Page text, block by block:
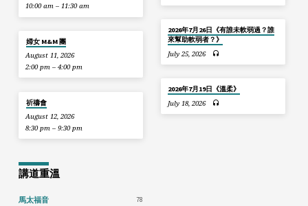
10:00 am – 11:30 am
婦女 M&M 團
August 11, 2026
2:00 pm – 4:00 pm
祈禱會
August 12, 2026
8:30 pm – 9:30 pm
2026年7月26日《有誰未軟弱過？誰
來幫助軟弱者？》
July 25, 2026
2026年7月19日《溫柔》
July 18, 2026
講道重溫
馬太福音 78